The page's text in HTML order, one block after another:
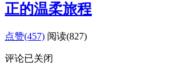
正的温柔旅程
点赞(457) 阅读(827)
评论已关闭